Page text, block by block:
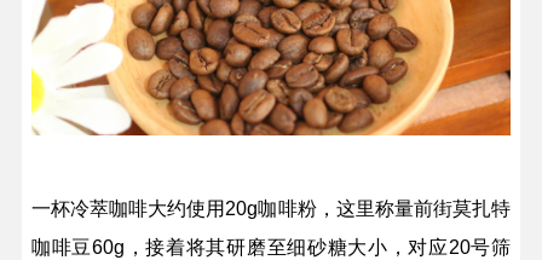
一杯冷萃咖啡大约使用20g咖啡粉，这里称量前街莫扎特
咖啡豆60g，接着将其研磨至细砂糖大小，对应20号筛